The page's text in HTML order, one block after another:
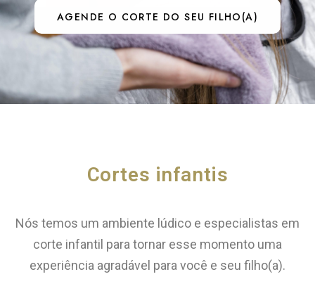
AGENDE O CORTE DO SEU FILHO(A)
Cortes infantis
Nós temos um ambiente lúdico e especialistas em
corte infantil para tornar esse momento uma
experiência agradável para você e seu filho(a).